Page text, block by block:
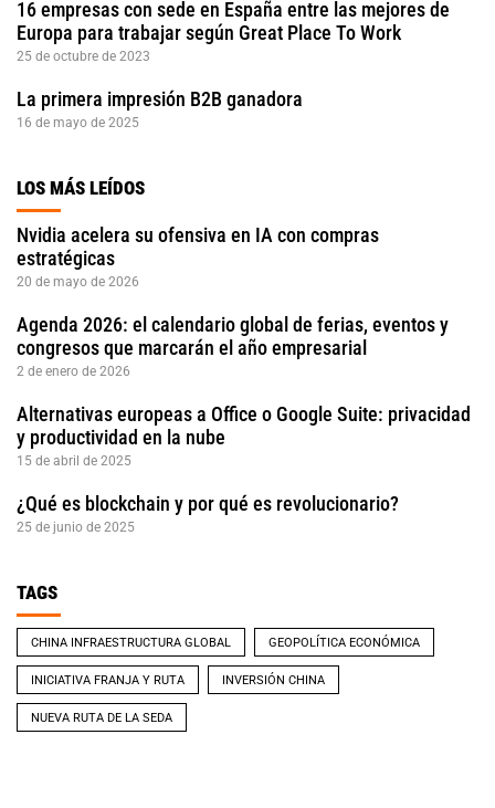
16 empresas con sede en España entre las mejores de
Europa para trabajar según Great Place To Work
25 de octubre de 2023
La primera impresión B2B ganadora
16 de mayo de 2025
LOS MÁS LEÍDOS
Nvidia acelera su ofensiva en IA con compras
estratégicas
20 de mayo de 2026
Agenda 2026: el calendario global de ferias, eventos y
congresos que marcarán el año empresarial
2 de enero de 2026
Alternativas europeas a Office o Google Suite: privacidad
y productividad en la nube
15 de abril de 2025
¿Qué es blockchain y por qué es revolucionario?
25 de junio de 2025
TAGS
CHINA INFRAESTRUCTURA GLOBAL GEOPOLÍTICA ECONÓMICA
INICIATIVA FRANJA Y RUTA INVERSIÓN CHINA
NUEVA RUTA DE LA SEDA